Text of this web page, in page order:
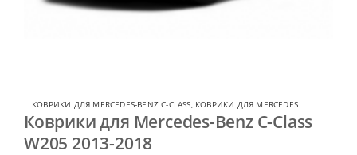
КОВРИКИ ДЛЯ MERCEDES-BENZ C-CLASS, КОВРИКИ ДЛЯ MERCEDES
Коврики для Mercedes-Benz C-Class
W205 2013-2018